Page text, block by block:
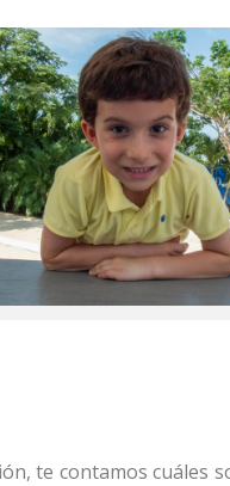
te contamos cuáles